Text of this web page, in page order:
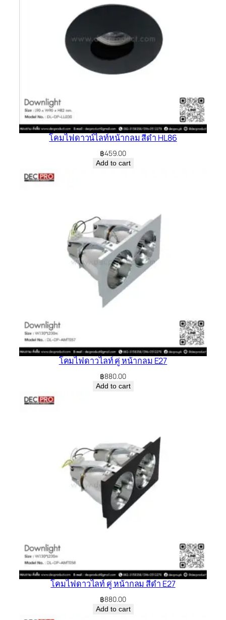
โคมไฟดาวน์ไลท์หน้ากลม สีดำ HL86
฿459.00
Add to cart
โคมไฟดาวไลท์ คู่ หน้ากลม E27
฿880.00
Add to cart
โคมไฟดาวไลท์ คู่ หน้ากลม สีดำ E27
฿880.00
Add to cart